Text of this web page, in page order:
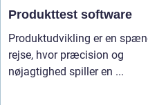
Produkttest software
Produktudvikling er en
rejse, hvor præcision og
nøjagtighed spiller en ...